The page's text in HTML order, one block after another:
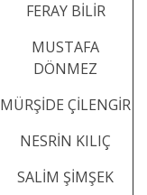
FERAY BİLİR
MUSTAFA
DÖNMEZ
MÜRŞİDE ÇİLENGİR
NESRİN KILIÇ
SALİM ŞİMŞEK